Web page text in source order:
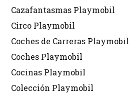
Cazafantasmas Playmobil
Circo Playmobil
Coches de Carreras Playmobil
Coches Playmobil
Cocinas Playmobil
Colección Playmobil